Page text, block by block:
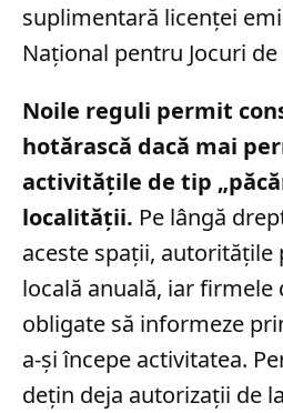
suplimentară licenței
Național pentru Jocuri de
Noile reguli permit
hotărască dacă mai
activitățile de tip
localității. Pe lângă
aceste spații, autoritățile
locală anuală, iar
obligate să informeze
a-și începe activitatea.
dețin deja autorizații de